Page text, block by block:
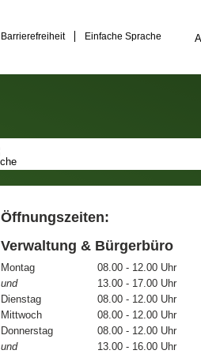
Barrierefreiheit Einfache Sprache A
Öffnungszeiten:
Verwaltung & Bürgerbüro
Montag
08.00 - 12.00 Uhr
und
13.00 - 17.00 Uhr
Dienstag
08.00 - 12.00 Uhr
Mittwoch
08.00 - 12.00 Uhr
Donnerstag
08.00 - 12.00 Uhr
und
13.00 - 16.00 Uhr